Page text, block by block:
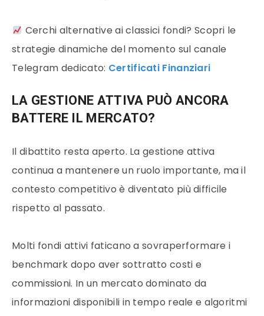
Cerchi alternative ai classici fondi? Scopri le
strategie dinamiche del momento sul canale
Telegram dedicato: Certificati Finanziari
LA GESTIONE ATTIVA PUÒ ANCORA
BATTERE IL MERCATO?
Il dibattito resta aperto. La gestione attiva
continua a mantenere un ruolo importante, ma il
contesto competitivo è diventato più difficile
rispetto al passato.
Molti fondi attivi faticano a sovraperformare i
benchmark dopo aver sottratto costi e
commissioni. In un mercato dominato da
informazioni disponibili in tempo reale e algoritmi